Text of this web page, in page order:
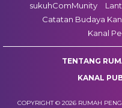
sukuhComMunity
Catatan Budaya
Kanal
TENTANG
KANAL
COPYRIGHT © 2026 RUMAH